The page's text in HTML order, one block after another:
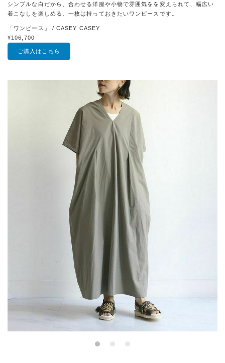
シンプルな白だから、合わせる洋服や小物で雰囲気をを変えられて、幅広い
着こなしを楽しめる、一枚は持っておきたいワンピースです。
「ワンピース」 / CASEY CASEY
¥106,700
ご購入はこちら